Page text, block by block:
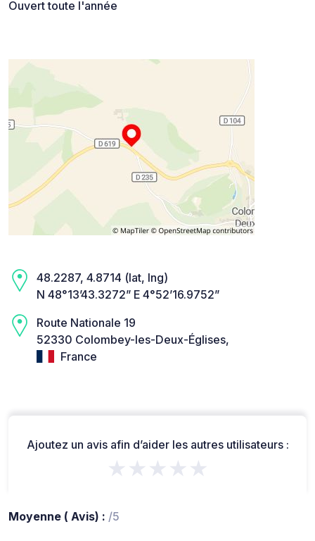
Ouvert toute l'année
48.2287, 4.8714 (lat, lng)
N 48°13’43.3272” E 4°52’16.9752”
Route Nationale 19
52330 Colombey-les-Deux-Églises,
France
Ajoutez un avis afin d’aider les autres utilisateurs :
★★★★★
Moyenne ( Avis) : /5